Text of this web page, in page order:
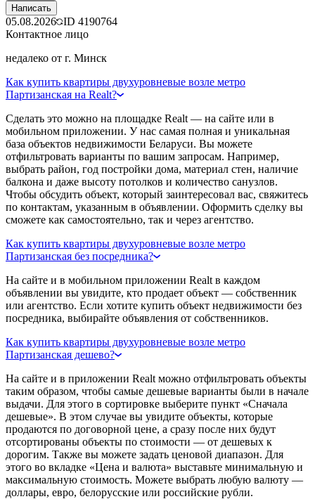
Написать
05.08.2026 ID 4190764
Контактное лицо
недалеко от г. Минск
Как купить квартиры двухуровневые возле метро
Партизанская на Realt?
Сделать это можно на площадке Realt — на сайте или в
мобильном приложении. У нас самая полная и уникальная
база объектов недвижимости Беларуси. Вы можете
отфильтровать варианты по вашим запросам. Например,
выбрать район, год постройки дома, материал стен, наличие
балкона и даже высоту потолков и количество санузлов.
Чтобы обсудить объект, который заинтересовал вас, свяжитесь
по контактам, указанным в объявлении. Оформить сделку вы
сможете как самостоятельно, так и через агентство.
Как купить квартиры двухуровневые возле метро
Партизанская без посредника?
На сайте и в мобильном приложении Realt в каждом
объявлении вы увидите, кто продает объект — собственник
или агентство. Если хотите купить объект недвижимости без
посредника, выбирайте объявления от собственников.
Как купить квартиры двухуровневые возле метро
Партизанская дешево?
На сайте и в приложении Realt можно отфильтровать объекты
таким образом, чтобы самые дешевые варианты были в начале
выдачи. Для этого в сортировке выберите пункт «Сначала
дешевые». В этом случае вы увидите объекты, которые
продаются по договорной цене, а сразу после них будут
отсортированы объекты по стоимости — от дешевых к
дорогим. Также вы можете задать ценовой диапазон. Для
этого во вкладке «Цена и валюта» выставьте минимальную и
максимальную стоимость. Можете выбрать любую валюту —
доллары, евро, белорусские или российские рубли.